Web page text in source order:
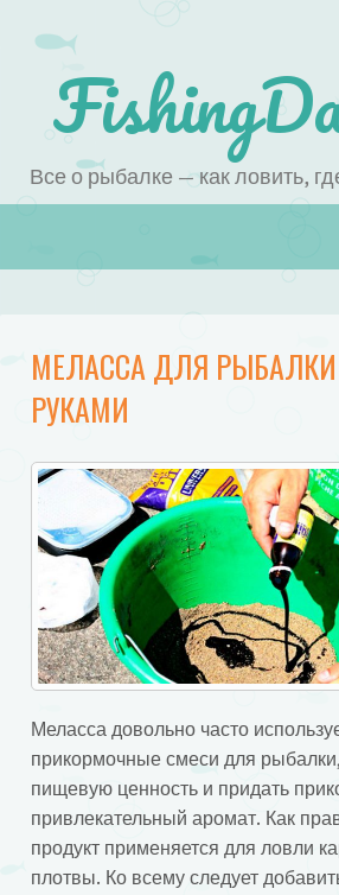
Все о рыбалке — как ловить,
МЕЛАССА ДЛЯ
РУКАМИ
Меласса довольно часто
прикормочные смеси для
пищевую ценность и придать
привлекательный аромат. Как
продукт применяется для ловли
плотвы. Ко всему следует